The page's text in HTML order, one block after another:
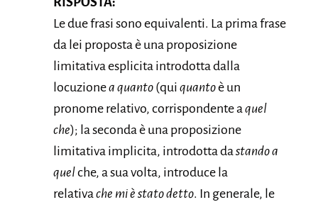
Le due frasi sono equivalenti. La prima frase
da lei proposta è una proposizione
limitativa esplicita introdotta dalla
locuzionea quanto (qui quantoè un
pronome relativo, corrispondente aquel
che); la seconda è una proposizione
limitativa implicita, introdotta dastando a
quelche, a sua volta, introduce la
relativache mi è stato detto. In generale, le